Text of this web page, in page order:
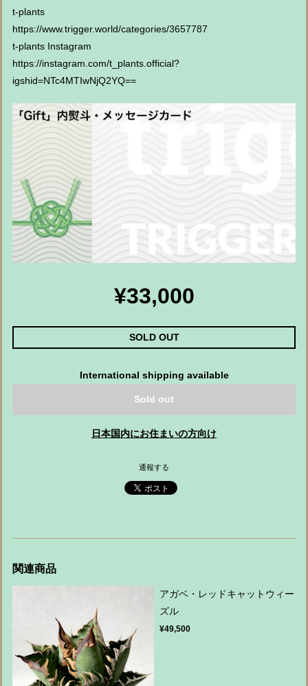
t-plants
https://www.trigger.world/categories/3657787
t-plants Instagram
https://instagram.com/t_plants.official?
igshid=NTc4MTIwNjQ2YQ==
¥33,000
SOLD OUT
International shipping available
Sold out
日本国内にお住まいの方向け
通報する
関連商品
アガベ・レッドキャットウィー
ズル
¥49,500